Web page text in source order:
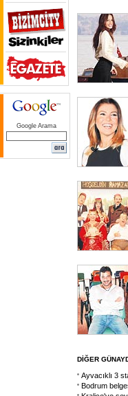
Google Arama
DİĞER
Ayvacıklı 3
Bodrum